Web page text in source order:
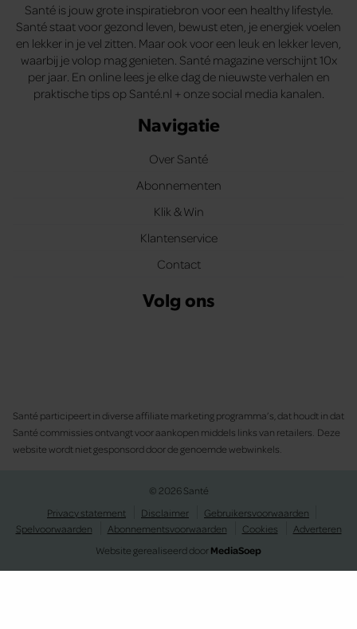
Santé is jouw grote inspiratiebron voor een healthy lifestyle.
Santé staat voor gezond leven, bewust eten, je energiek voelen
en lekker in je vel zitten. Maar ook voor een leuk en lekker leven,
waarbij je volop mag genieten. Santé magazine verschijnt 10x
per jaar. En online lees je elke dag de nieuwste verhalen en
praktische tips op Santé.nl + onze social media kanalen.
Navigatie
Over Santé
Abonnementen
Klik & Win
Klantenservice
Contact
Volg ons
Santé participeert in diverse affiliate marketing programma’s, dat houdt in dat
Santé commissies ontvangt voor aankopen middels links van retailers. Deze
website wordt niet gesponsord door de genoemde webwinkels.
© 2026 Santé
Privacy statement
Disclaimer
Gebruikersvoorwaarden
Spelvoorwaarden
Abonnementsvoorwaarden Cookies
Adverteren
Website gerealiseerd doorMediaSoep